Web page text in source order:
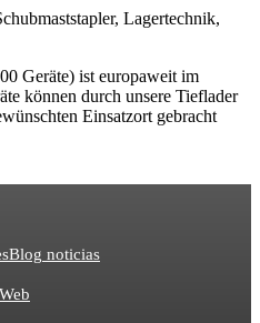
Lagertechnik,
Geräte) ist europaweit im
können durch unsere Tieflader
Einsatzort gebracht
Blog noticias